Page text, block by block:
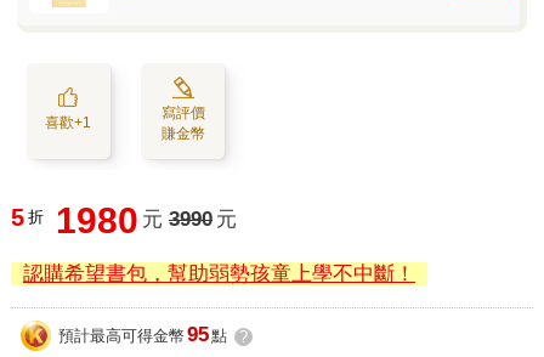
喜歡+1
寫評價
賺金幣
5 折 1980 元 3990 元
認購希望書包，幫助弱勢孩童上學不中斷！
預計最高可得金幣 95點 ?